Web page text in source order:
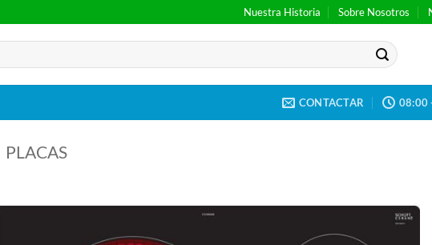
Nuestra Historia Sobre Nosotros
CONTACTAR 08:00
PLACAS